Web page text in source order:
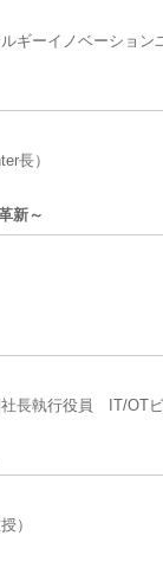
ギーイノベーショ
長）
新～
長執行役員 IT/OT
）